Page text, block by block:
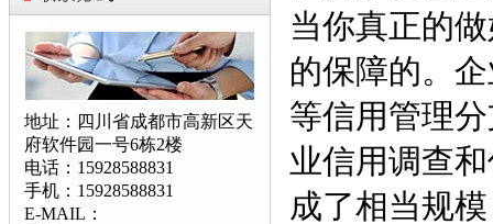
地址：四川省成都市高新区天
府软件园一号6栋2楼
电话：15928588831
手机：15928588831
E-MAIL：
当你真正的
的保障的。
等信用管理
业信用调查
成了相当规